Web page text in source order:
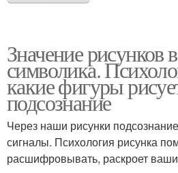
Значение рисунков
символика.
какие фигуры
подсознание
Через наши рисунки
сигналы. Психология рисунка
расшифровывать, раскроет